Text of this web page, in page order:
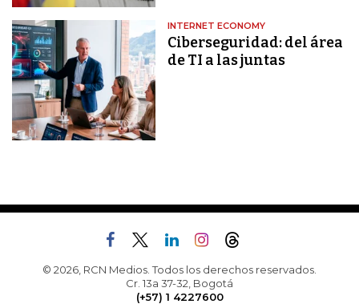
INTERNET ECONOMY
Ciberseguridad: del área
de TI a las juntas
© 2026, RCN Medios. Todos los derechos reservados.
Cr. 13a 37-32, Bogotá
(+57) 1 4227600